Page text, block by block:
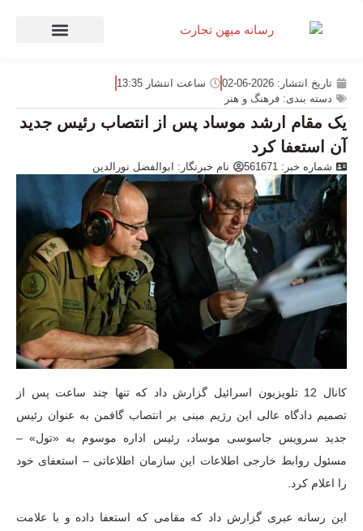
تاریخ انتشار: 2026-06-02 ساعت انتشار 13:35
دسته بندی: فرهنگ و هنر
یک مقام ارشد موساد پس از انتصاب رئیس جدید
آن استعفا کرد
شماره خبر: 561671 نام خبرنگار: ابوالفضل نورالدین
کانال 12 تلویزیون اسرائیل گزارش داد که تنها چند ساعت پس از
تصمیم دادگاه عالی این رژیم مبنی بر انتصاب گافمن به عنوان رئیس
جدید سرویس جاسوسی موساد، رئیس اداره موسوم به «تول» –
مسئول روابط خارجی اطلاعات این سازمان اطلاعاتی – استعفای خود
را اعلام کرد.
این رسانه عبری گزارش داد که مقامی که استعفا داده و با علامت